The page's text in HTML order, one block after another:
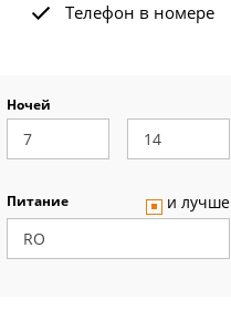
Телефон в номере
Ночей
Питание и лучше